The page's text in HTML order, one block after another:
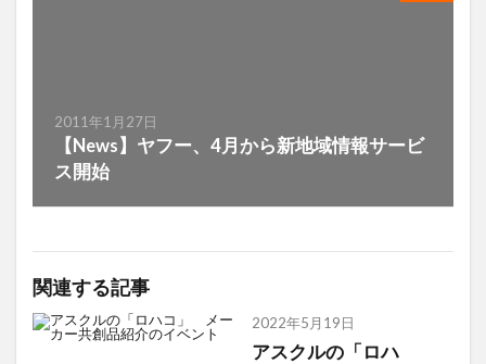
2011年1月27日
【News】ヤフー、4月から新地域情報サービ
ス開始
関連する記事
2022年5月19日
アスクルの「ロハ